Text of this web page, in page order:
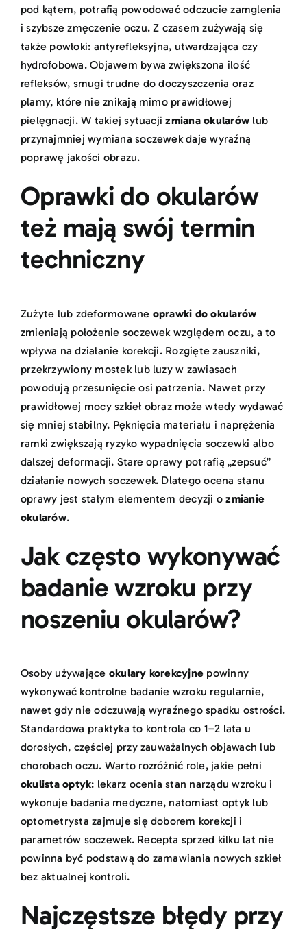
pod kątem, potrafią powodować odczucie zamglenia
i szybsze zmęczenie oczu. Z czasem zużywają się
także powłoki: antyrefleksyjna, utwardzająca czy
hydrofobowa. Objawem bywa zwiększona ilość
refleksów, smugi trudne do doczyszczenia oraz
plamy, które nie znikają mimo prawidłowej
pielęgnacji. W takiej sytuacjizmiana okularów lub
przynajmniej wymiana soczewek daje wyraźną
poprawę jakości obrazu.
Oprawki do okularów
też mają swój termin
techniczny
Zużyte lub zdeformowane oprawki do okularów
zmieniają położenie soczewek względem oczu, a to
wpływa na działanie korekcji. Rozgięte zauszniki,
przekrzywiony mostek lub luzy w zawiasach
powodują przesunięcie osi patrzenia. Nawet przy
prawidłowej mocy szkieł obraz może wtedy wydawać
się mniej stabilny. Pęknięcia materiału i naprężenia
ramki zwiększają ryzyko wypadnięcia soczewki albo
dalszej deformacji. Stare oprawy potrafią „zepsuć”
działanie nowych soczewek. Dlatego ocena stanu
oprawy jest stałym elementem decyzji ozmianie
okularów.
Jak często wykonywać
badanie wzroku przy
noszeniu okularów?
Osoby używające okulary korekcyjne powinny
wykonywać kontrolne badanie wzroku regularnie,
nawet gdy nie odczuwają wyraźnego spadku ostrości.
Standardowa praktyka to kontrola co 1–2 lata u
dorosłych, częściej przy zauważalnych objawach lub
chorobach oczu. Warto rozróżnić role, jakie pełni
okulista optyk: lekarz ocenia stan narządu wzroku i
wykonuje badania medyczne, natomiast optyk lub
optometrysta zajmuje się doborem korekcji i
parametrów soczewek. Recepta sprzed kilku lat nie
powinna być podstawą do zamawiania nowych szkieł
bez aktualnej kontroli.
Najczęstsze błędy przy